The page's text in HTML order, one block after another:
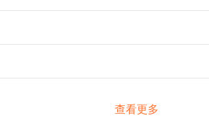
查看更多